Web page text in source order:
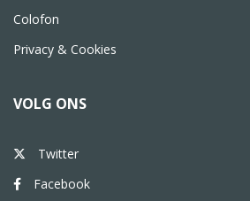
Colofon
Privacy & Cookies
VOLG ONS
Twitter
Facebook